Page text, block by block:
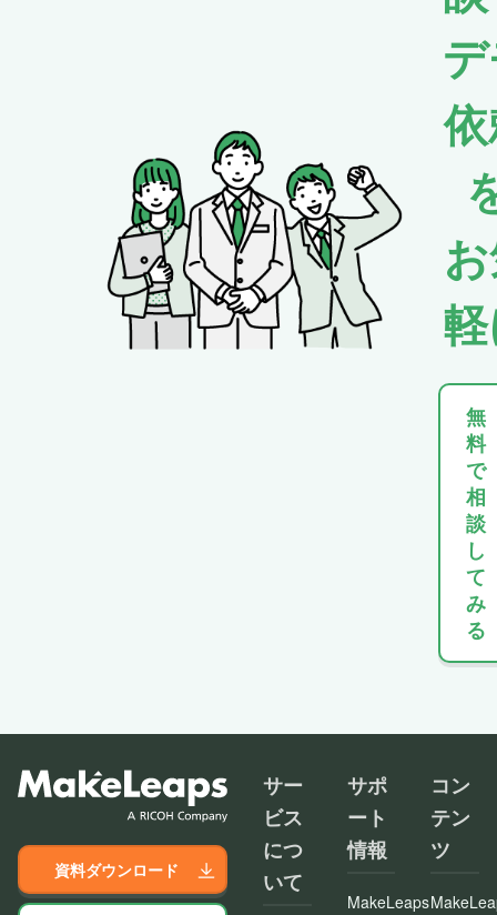
無
料
で
相
談
し
て
み
る
資料ダウンロード
サー
ビス
につ
いて
サポ
ート
情報
MakeLeaps
コン
テン
ツ